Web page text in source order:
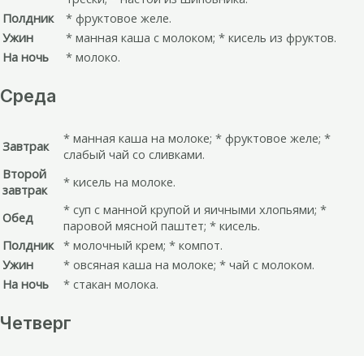
Полдник
* фруктовое желе.
Ужин
* манная каша с молоком; * кисель из фруктов.
На ночь
* молоко.
Среда
Завтрак
* манная каша на молоке; * фруктовое желе; *
слабый чай со сливками.
Второй
завтрак
* кисель на молоке.
Обед
* суп с манной крупой и яичными хлопьями; *
паровой мясной паштет; * кисель.
Полдник * молочный крем; * компот.
Ужин
* овсяная каша на молоке; * чай с молоком.
На ночь
* стакан молока.
Четверг